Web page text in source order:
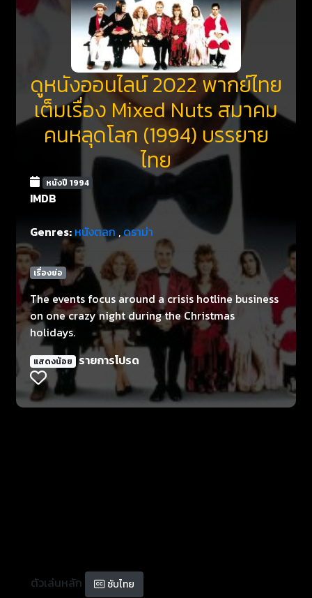
ดูหนังออนไลน์ 2022 พากย์ไทย
เต็มเรื่อง Mixed Nuts สมาคม
คนหลุดโลก (1994) บรรยาย
ไทย
หนังปี 1994
IMDB
Genres: หนังตลก ,ดราม่า
เรื่องย่อ
The events focus around a crisis hotline business
on one crazy night during the Christmas
holidays.
แสดงน้อย รายการโปรด
ตัวเล่นหลัก ซับไทย